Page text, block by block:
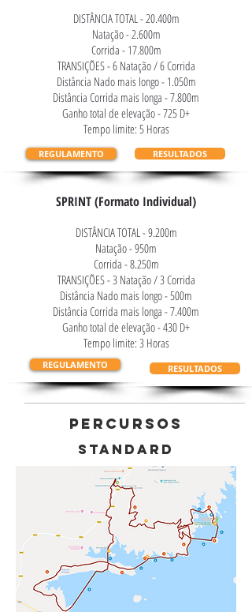
DISTÂNCIA TOTAL - 20.400m
Natação - 2.600m
Corrida - 17.800m
TRANSIÇÕES - 6 Natação / 6 Corrida
Distância Nado mais longo - 1.050m
Distância Corrida mais longa - 7.800m
Ganho total de elevação - 725 D+
Tempo limite: 5 Horas
REGULAMENTO RESULTADOS
SPRINT (Formato Individual)
DISTÂNCIA TOTAL - 9.200m
Natação - 950m
Corrida - 8.250m
TRANSIÇÕES - 3 Natação / 3 Corrida
Distância Nado mais longo - 500m
Distância Corrida mais longa - 7.400m
Ganho total de elevação - 430 D+
Tempo limite: 3 Horas
REGULAMENTO RESULTADOS
PERCURSOS
sTANDARD